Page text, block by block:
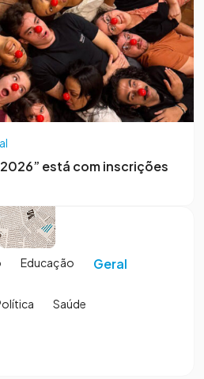
está com inscrições
Educação Geral
Saúde